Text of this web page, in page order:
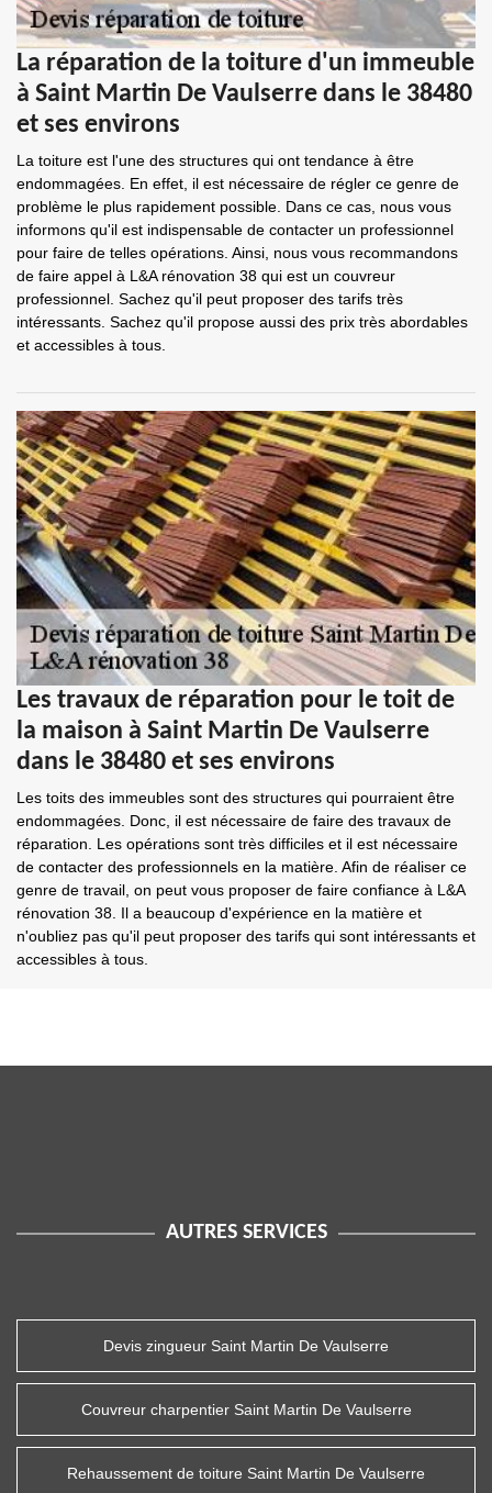
La réparation de la toiture d'un immeuble
à Saint Martin De Vaulserre dans le 38480
et ses environs
La toiture est l'une des structures qui ont tendance à être
endommagées. En effet, il est nécessaire de régler ce genre de
problème le plus rapidement possible. Dans ce cas, nous vous
informons qu'il est indispensable de contacter un professionnel
pour faire de telles opérations. Ainsi, nous vous recommandons
de faire appel à L&A rénovation 38 qui est un couvreur
professionnel. Sachez qu'il peut proposer des tarifs très
intéressants. Sachez qu'il propose aussi des prix très abordables
et accessibles à tous.
Les travaux de réparation pour le toit de
la maison à Saint Martin De Vaulserre
dans le 38480 et ses environs
Les toits des immeubles sont des structures qui pourraient être
endommagées. Donc, il est nécessaire de faire des travaux de
réparation. Les opérations sont très difficiles et il est nécessaire
de contacter des professionnels en la matière. Afin de réaliser ce
genre de travail, on peut vous proposer de faire confiance à L&A
rénovation 38. Il a beaucoup d'expérience en la matière et
n'oubliez pas qu'il peut proposer des tarifs qui sont intéressants et
accessibles à tous.
AUTRES SERVICES
Devis zingueur Saint Martin De Vaulserre
Couvreur charpentier Saint Martin De Vaulserre
Rehaussement de toiture Saint Martin De Vaulserre